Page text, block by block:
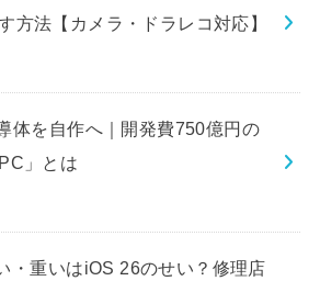
方法【カメラ・ドラレコ対応】
体を自作へ｜開発費750億円の
」とは
・重いはiOS 26のせい？修理店